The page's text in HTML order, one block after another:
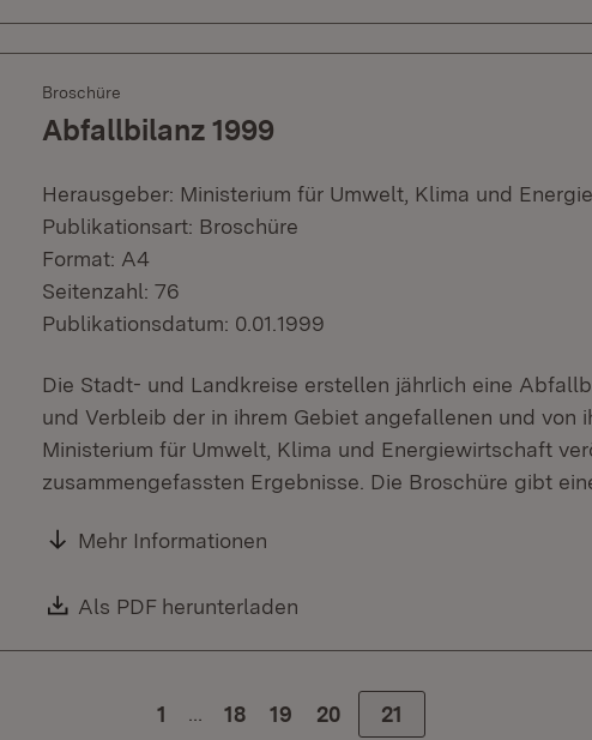
Broschüre
Abfallbilanz 1999
Herausgeber: Ministerium für Umwelt, Klima und
Publikationsart: Broschüre
Format: A4
Seitenzahl: 76
Publikationsdatum: 0.01.1999
Die Stadt- und Landkreise erstellen jährlich eine
und Verbleib der in ihrem Gebiet angefallenen und von
Ministerium für Umwelt, Klima und Energiewirtschaft
zusammengefassten Ergebnisse. Die Broschüre gibt
Mehr Informationen
Download:
Als PDF herunterladen
1 … Zur Seite
18 Zur Seite
19 Zur Seite
20 Zur Seite
21